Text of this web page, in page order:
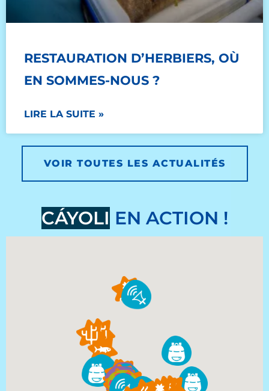
RESTAURATION D’HERBIERS, OÙ
EN SOMMES-NOUS ?
LIRE LA SUITE »
VOIR TOUTES LES ACTUALITÉS
CÁYOLI EN ACTION !